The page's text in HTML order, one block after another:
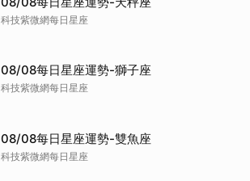
科技紫微網每日星座
08/08每日星座運勢-獅子座
科技紫微網每日星座
08/08每日星座運勢-雙魚座
科技紫微網每日星座